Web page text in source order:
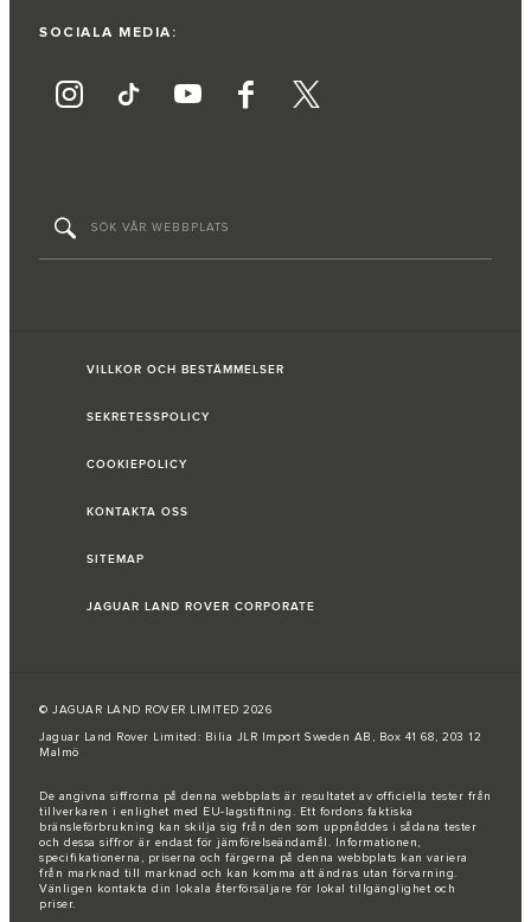
SOCIALA MEDIA:
VILLKOR OCH BESTÄMMELSER
SEKRETESSPOLICY
COOKIEPOLICY
KONTAKTA OSS
SITEMAP
JAGUAR LAND ROVER CORPORATE
© JAGUAR LAND ROVER LIMITED 2026
Jaguar Land Rover Limited: Bilia JLR Import Sweden AB, Box 41 68, 203 12
Malmö
De angivna siffrorna på denna webbplats är resultatet av officiella tester från
tillverkaren i enlighet med EU-lagstiftning. Ett fordons faktiska
bränsleförbrukning kan skilja sig från den som uppnåddes i sådana tester
och dessa siffror är endast för jämförelseändamål. Informationen,
specifikationerna, priserna och färgerna på denna webbplats kan variera
från marknad till marknad och kan komma att ändras utan förvarning.
Vänligen kontakta din lokala återförsäljare för lokal tillgänglighet och
priser.